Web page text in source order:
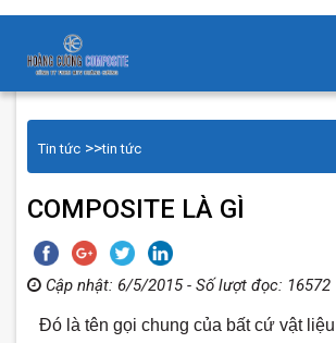
Tin tức >>tin tức
COMPOSITE LÀ GÌ
Cập nhật: 6/5/2015 - Số lượt đọc: 16572
Đó là tên gọi chung của bất cứ vật